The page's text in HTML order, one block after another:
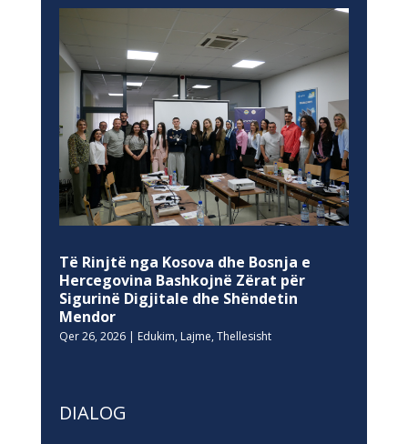
Të Rinjtë nga Kosova dhe Bosnja e
Hercegovina Bashkojnë Zërat për
Sigurinë Digjitale dhe Shëndetin
Mendor
Qer 26, 2026| Edukim, Lajme, Thellesisht
DIALOG